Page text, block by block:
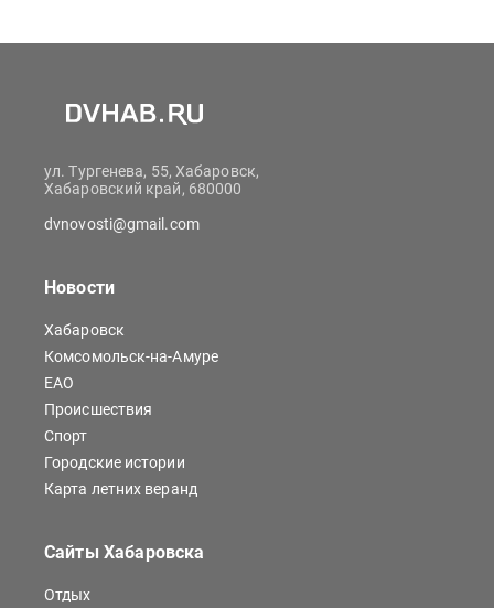
ул. Тургенева, 55, Хабаровск,
Хабаровский край, 680000
dvnovosti@gmail.com
Новости
Хабаровск
Комсомольск-на-Амуре
ЕАО
Происшествия
Спорт
Городские истории
Карта летних веранд
Сайты Хабаровска
Отдых